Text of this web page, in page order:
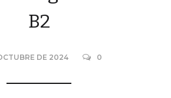
B2
DE 2024 0